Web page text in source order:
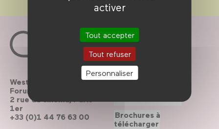
activer
Tout accepter
Tout refuser
Personnaliser
Westfield
Forum des Halles
2 rue du cinéma, Paris
1er
+33 (0)1 44 76 63 00
Contactez-nous
Brochures à
télécharger